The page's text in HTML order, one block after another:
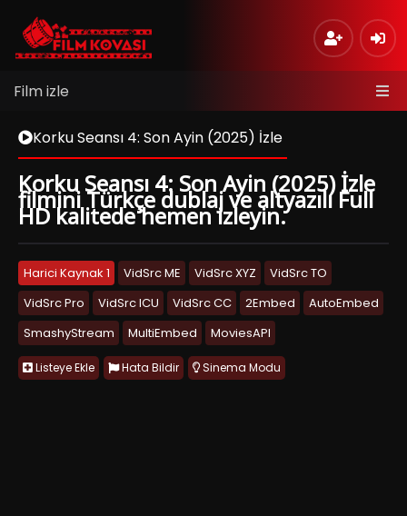
Film izle
Korku Seansı 4: Son Ayin (2025) İzle
Korku Seansı 4: Son Ayin (2025) İzle
filmini Türkçe dublaj ve altyazılı Full
HD kalitede hemen izleyin.
Harici Kaynak 1 VidSrc ME VidSrc XYZ
VidSrc TO
VidSrc Pro
VidSrc ICU VidSrc CC 2Embed
AutoEmbed
SmashyStream
MultiEmbed MoviesAPI
Listeye Ekle Hata Bildir Sinema Modu